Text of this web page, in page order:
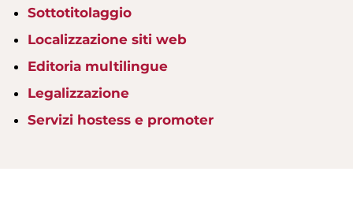
Sottotitolaggio
Localizzazione siti web
Editoria multilingue
Legalizzazione
Servizi hostess e promoter